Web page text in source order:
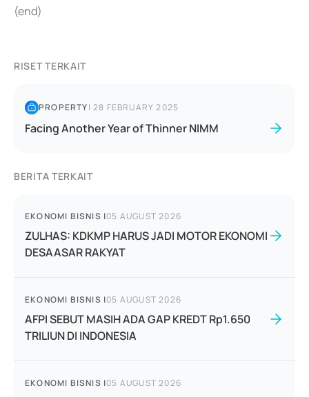
(end)
RISET TERKAIT
PROPERTY|28 FEBRUARY 2025
Facing Another Year of Thinner NIMM
BERITA TERKAIT
EKONOMI BISNIS |05 AUGUST 2026
ZULHAS: KDKMP HARUS JADI MOTOR EKONOMI
DESAASAR RAKYAT
EKONOMI BISNIS |05 AUGUST 2026
AFPI SEBUT MASIH ADA GAP KREDT Rp1.650
TRILIUN DI INDONESIA
EKONOMI BISNIS |05 AUGUST 2026